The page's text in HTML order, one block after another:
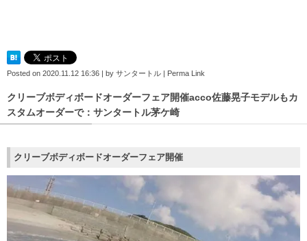
Posted on 2020.11.12 16:36 | by サンタートル | Perma Link
クリーブボディボードオーダーフェア開催acco佐藤晃子モデルもカ
スタムオーダーで：サンタートル茅ケ崎
クリーブボディボードオーダーフェア開催